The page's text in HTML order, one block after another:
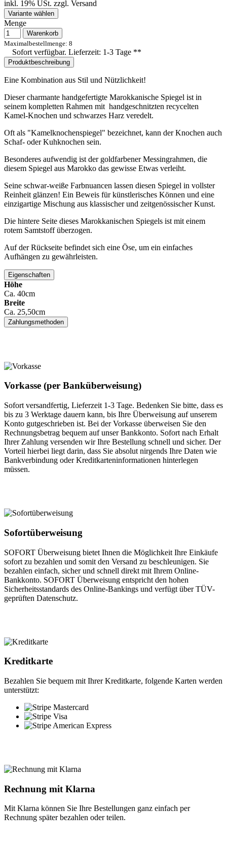
inkl. 19% USt. zzgl. Versand
Variante wählen
Menge
Warenkorb
Maximalbestellmenge: 8
Sofort verfügbar. Lieferzeit: 1-3 Tage **
Produktbeschreibung
Eine Kombination aus Stil und Nützlichkeit!
Dieser charmante handgefertigte Marokkanische Spiegel ist in
seinem kompletten Rahmen mit handgeschnitzten recycelten
Kamel-Knochen und schwarzes Harz veredelt.
Oft als "Kamelknochenspiegel" bezeichnet, kann der Knochen auch
Schaf- oder Kuhknochen sein.
Besonderes aufwendig ist der goldfarbener Messingrahmen, die
diesem Spiegel aus Marokko das gewisse Etwas verleiht.
Seine schwar-weiße Farbnuancen lassen diesen Spiegel in vollster
Reinheit glänzen! Ein Beweis für künstlerisches Können und eine
einzigartige Mischung aus klassischer und zeitgenössischer Kunst.
Die hintere Seite dieses Marokkanischen Spiegels ist mit einem
rotem Samtstoff überzogen.
Auf der Rückseite befindet sich eine Öse, um ein einfaches
Aufhängen zu gewährleisten.
Eigenschaften
Höhe
Ca. 40cm
Breite
Ca. 25,50cm
Zahlungsmethoden
Vorkasse (per Banküberweisung)
Sofort versandfertig, Lieferzeit 1-3 Tage. Bedenken Sie bitte, dass es
bis zu 3 Werktage dauern kann, bis Ihre Überweisung auf unserem
Konto gutgeschrieben ist. Bei der Vorkasse überweisen Sie den
Rechnungsbetrag bequem auf unser Bankkonto. Sofort nach Erhalt
Ihrer Zahlung versenden wir Ihre Bestellung schnell und sicher. Der
Vorteil hierbei liegt darin, dass Sie absolut nirgends Ihre Daten wie
Bankverbindung oder Kreditkarteninformationen hinterlegen
müssen.
Sofortüberweisung
SOFORT Überweisung bietet Ihnen die Möglichkeit Ihre Einkäufe
sofort zu bezahlen und somit den Versand zu beschleunigen. Sie
bezahlen einfach, sicher und schnell direkt mit Ihrem Online-
Bankkonto. SOFORT Überweisung entspricht den hohen
Sicherheitsstandards des Online-Bankings und verfügt über TÜV-
geprüften Datenschutz.
Kreditkarte
Bezahlen Sie bequem mit Ihrer Kreditkarte, folgende Karten werden
unterstützt:
Rechnung mit Klarna
Mit Klarna können Sie Ihre Bestellungen ganz einfach per
Rechnung später bezahlen oder teilen.